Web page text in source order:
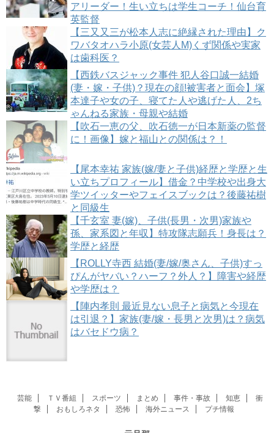
アリーダー！生い立ちは学生コーチ！仙台育
英監督
【三又又三が松本人志に絶縁された理由】ク
ワバタオハラ小原(女芸人M)くず関係や実家
は歯科医？
【西鉄バスジャック事件 犯人谷口誠一結婚
(妻・嫁・子供)？現在の顔!被害者と面会】塚
本達子や女の子、寝てた人や逃げた人、2ち
ゃんねる家族・母親や結婚
【吹石一恵の父、吹石徳一が日本新薬の監督
に！画像】嫁と福山との関係は？！
【尾本幸祐 家族(嫁/妻と子供)経歴と学歴と生
い立ちプロフィール】借金？中学校や出身大
学ツイッターやフェイスブックは？後藤祐樹
と同級生
【千玄室 妻(嫁)、子供(長男・次男)家族や
孫、家系図と年収】特攻隊志願兵！身長は？
学歴と経歴
【ROLLY寺西 結婚(妻/嫁/奥さん、子供)すっ
ぴんがヤバい？ハーフ？外人？】障害や経歴
や学歴は？
【陣内孝則 最近見ない息子と病気と今現在
は引退？】家族(妻/嫁・長男と次男)は？病気
はバセドウ病？
芸能 ＴＶ番組 スポーツ まとめ 事件・事故 知恵
衝
撃
おもしろネタ 恐怖 海外ニュース プチ情報